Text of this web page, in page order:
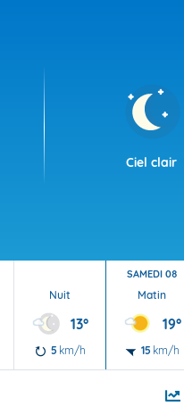
Ciel clair
Nuit
13°
5 km/h
SAMEDI 08
Matin
19°
15 km/h